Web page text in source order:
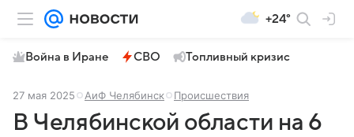
+24°
Война в Иране СВО Топливный кризис
27 мая 2025 АиФ Челябинск Происшествия
В Челябинской области на 6